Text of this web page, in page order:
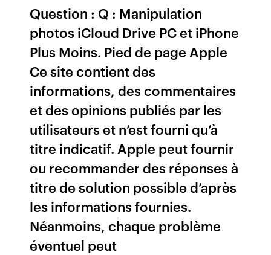
Question : Q : Manipulation
photos iCloud Drive PC et iPhone
Plus Moins. Pied de page Apple
Ce site contient des
informations, des commentaires
et des opinions publiés par les
utilisateurs et n’est fourni qu’à
titre indicatif. Apple peut fournir
ou recommander des réponses à
titre de solution possible d’après
les informations fournies.
Néanmoins, chaque problème
éventuel peut